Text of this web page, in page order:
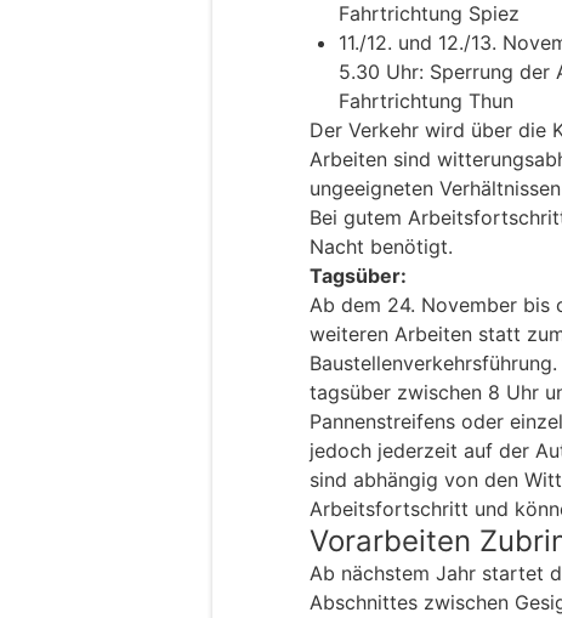
Fahrtrichtung Spiez
11./12. und 12./13.
5.30 Uhr: Sperrung der
Fahrtrichtung Thun
Der Verkehr wird über die
Arbeiten sind
ungeeigneten
Bei gutem
Nacht benötigt.
Tagsüber:
Ab dem 24. November bis
weiteren Arbeiten statt
tagsüber zwischen 8 Uhr
Pannenstreifens oder
jedoch jederzeit auf der
sind abhängig von den
Arbeitsfortschritt und
Vorarbeiten
Ab nächstem Jahr startet
Abschnittes zwischen